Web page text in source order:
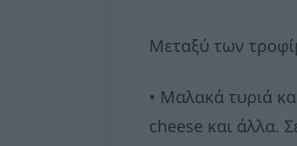
Μεταξύ των
• Μαλακά τυριά
cheese και άλλα.